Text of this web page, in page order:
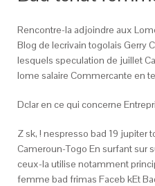
Rencontre-la adjoindre aux
Blog de lecrivain togolais Gerry
lesquels speculation de juillet
lome salaire Commercante en
Dclar en ce qui concerne
Z sk, ! nespresso bad 19 jupiter
Cameroun-Togo En surfant sur
ceux-la utilise notamment
femme bad frimas Faceb kEt